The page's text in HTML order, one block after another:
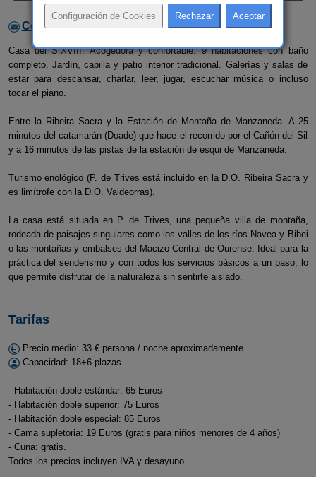
Contactar con el alojamiento
Casa del S.XVIII. Acogedora y confortable. 9 habitaciones con baño
completo. Jardín, capilla y patio interior tradicional. Galerías y salas de
estar para descansar, charlar, leer, jugar, escuchar música o incluso
tocar el piano.
Entre la Ribeira Sacra y la Estación de Montaña de Manzaneda. A 25
minutos del catamarán (Doade) que hace el recorrido por el Cañón del Sil
y a 16 minutos de las pistas de la estación de esqui de Manzaneda.
Turismo enológico (P. de Trives está incluido en la D.O. Ribeira Sacra y
es limítrofe con la D.O. Valdeorras).
La casa está situada en P. de Trives, una pequeña villa de montaña,
rodeada de paisajes singulares como los valles de los ríos Navea y Bibei
o las montañas y embalses del Macizo Central de Ourense. Ideal para la
práctica del senderismo y con todos los servicios básicos a un paso, lo
que permite disfrutar de la naturaleza sin sentirte aislado.
Tarifas
Precio medio: 33 € persona / noche aproximadamente
Capacidad: 18+6 plazas
- Habitación doble estándar: 65 Euros
- Habitación doble superior: 75 Euros
- Habitación doble especial: 85 Euros
- Cama supletoria: 19 Euros (gratis para niños menores de 4 años)
- Cuna: gratis.
Todos los precios incluyen IVA y desayuno